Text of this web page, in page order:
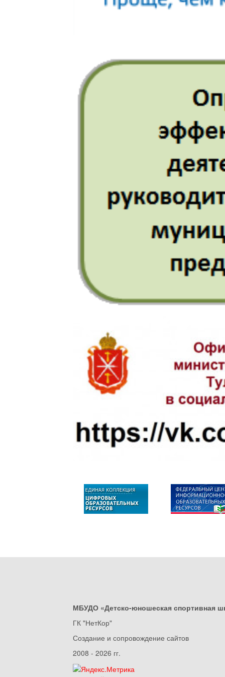
МБУДО «Детско-юношеская спортивная
ГК "НетКор"
Создание и сопровождение сайтов
2008 - 2026 гг.